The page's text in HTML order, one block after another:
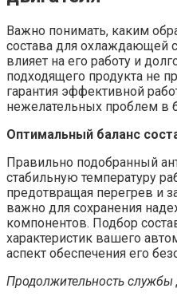
Важно понимать, каким
состава для охлаждающей
влияет на его работу и
подходящего продукта не
гарантия эффективной
нежелательных проблем в
Оптимальный баланс
Правильно подобранный
стабильную температуру
предотвращая перегрев и
важно для сохранения
компонентов. Подбор
характеристик вашего
аспект обеспечения его
Продолжительность службы